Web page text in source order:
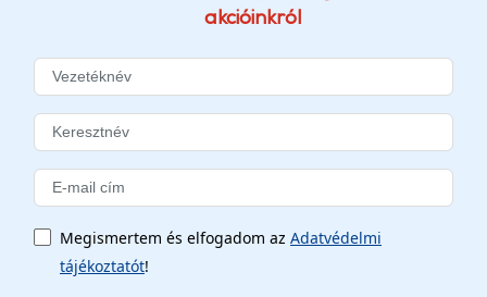
akcióinkról
Megismertem és elfogadom az Adatvédelmi
tájékoztatót!